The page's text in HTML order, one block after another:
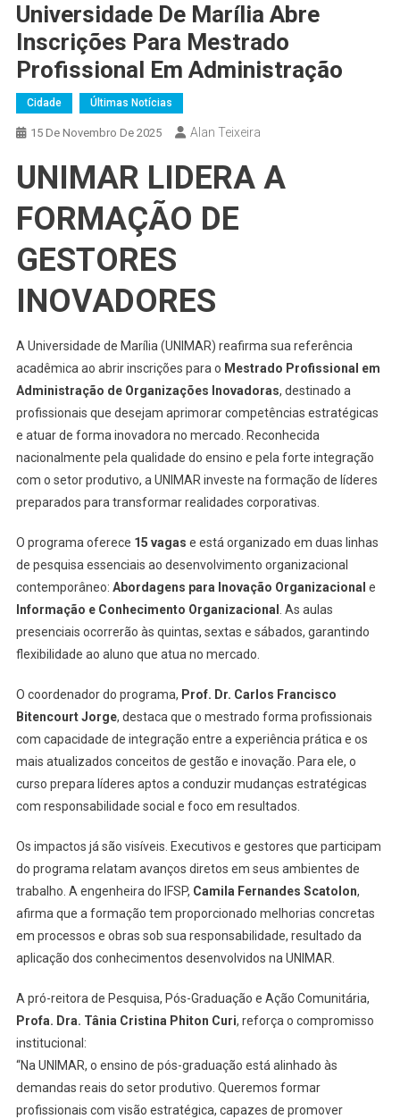
Universidade De Marília Abre
Inscrições Para Mestrado
Profissional Em Administração
Cidade Últimas Notícias
15 De Novembro De 2025 Alan Teixeira
UNIMAR LIDERA A
FORMAÇÃO DE
GESTORES
INOVADORES
A Universidade de Marília (UNIMAR) reafirma sua referência
acadêmica ao abrir inscrições para o Mestrado Profissional em
Administração de Organizações Inovadoras, destinado a
profissionais que desejam aprimorar competências estratégicas
e atuar de forma inovadora no mercado. Reconhecida
nacionalmente pela qualidade do ensino e pela forte integração
com o setor produtivo, a UNIMAR investe na formação de líderes
preparados para transformar realidades corporativas.
O programa oferece 15 vagas e está organizado em duas linhas
de pesquisa essenciais ao desenvolvimento organizacional
contemporâneo: Abordagens para Inovação Organizacional e
Informação e Conhecimento Organizacional . As aulas
presenciais ocorrerão às quintas, sextas e sábados, garantindo
flexibilidade ao aluno que atua no mercado.
O coordenador do programa, Prof. Dr. Carlos Francisco
Bitencourt Jorge, destaca que o mestrado forma profissionais
com capacidade de integração entre a experiência prática e os
mais atualizados conceitos de gestão e inovação. Para ele, o
curso prepara líderes aptos a conduzir mudanças estratégicas
com responsabilidade social e foco em resultados.
Os impactos já são visíveis. Executivos e gestores que participam
do programa relatam avanços diretos em seus ambientes de
trabalho. A engenheira do IFSP, Camila Fernandes Scatolon,
afirma que a formação tem proporcionado melhorias concretas
em processos e obras sob sua responsabilidade, resultado da
aplicação dos conhecimentos desenvolvidos na UNIMAR.
A pró-reitora de Pesquisa, Pós-Graduação e Ação Comunitária,
Profa. Dra. Tânia Cristina Phiton Curi, reforça o compromisso
institucional:
“Na UNIMAR, o ensino de pós-graduação está alinhado às
demandas reais do setor produtivo. Queremos formar
profissionais com visão estratégica, capazes de promover